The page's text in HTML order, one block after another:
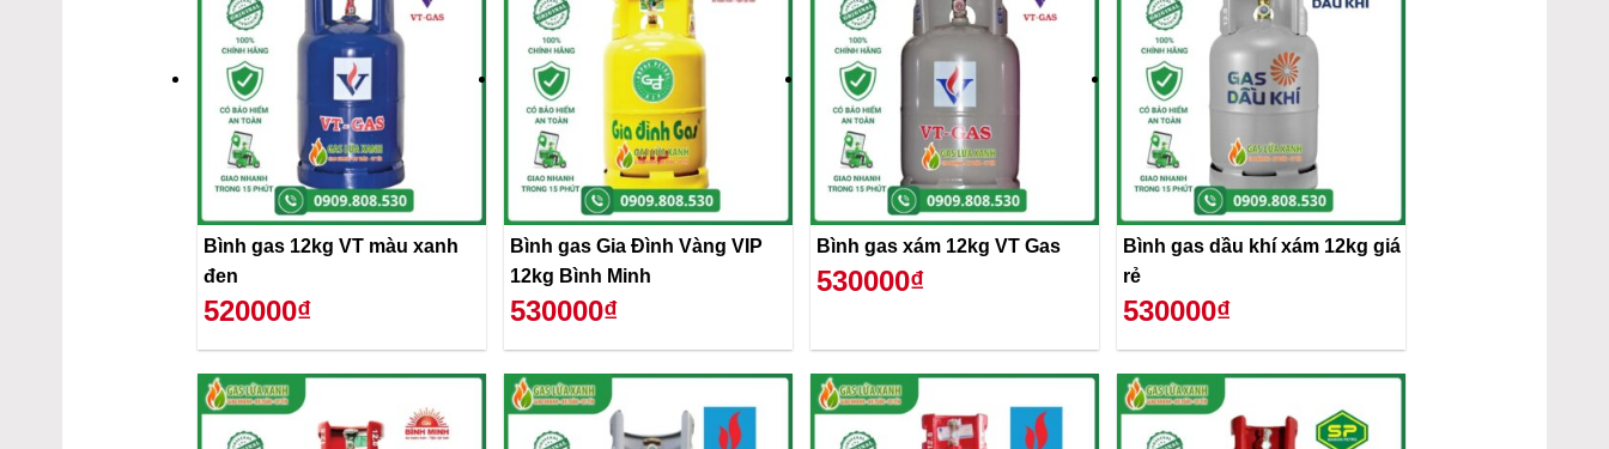
Bình gas 12kg VT màu xanh
đen
520000₫
Bình gas Gia Đình Vàng VIP
12kg Bình Minh
530000₫
Bình gas xám 12kg VT Gas
530000₫
Bình gas dầu khí xám 12kg giá
rẻ
530000₫